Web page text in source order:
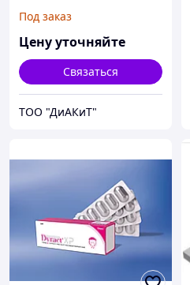
Под заказ
Цену уточняйте
Связаться
ТОО "ДиАКиТ"